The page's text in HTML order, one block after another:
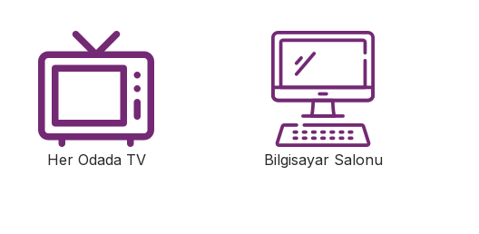
Her Odada TV Bilgisayar Salonu